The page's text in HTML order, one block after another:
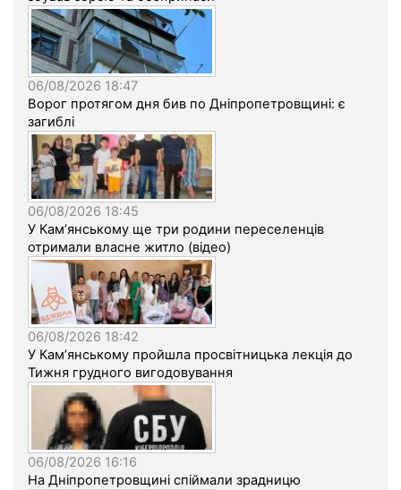
06/08/2026 18:47
Ворог протягом дня бив по Дніпропетровщині: є
загиблі
06/08/2026 18:45
У Кам’янському ще три родини переселенців
отримали власне житло (відео)
06/08/2026 18:42
У Кам’янському пройшла просвітницька лекція до
Тижня грудного вигодовування
06/08/2026 16:16
На Дніпропетровщині спіймали зрадницю